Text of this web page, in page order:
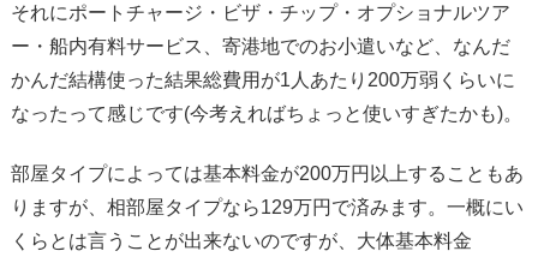
それにポートチャージ・ビザ・チップ・オプショナルツア
ー・船内有料サービス、寄港地でのお小遣いなど、なんだ
かんだ結構使った結果総費用が1人あたり200万弱くらいに
なったって感じです(今考えればちょっと使いすぎたかも)。
部屋タイプによっては基本料金が200万円以上することもあ
りますが、相部屋タイプなら129万円で済みます。一概にい
くらとは言うことが出来ないのですが、大体基本料金